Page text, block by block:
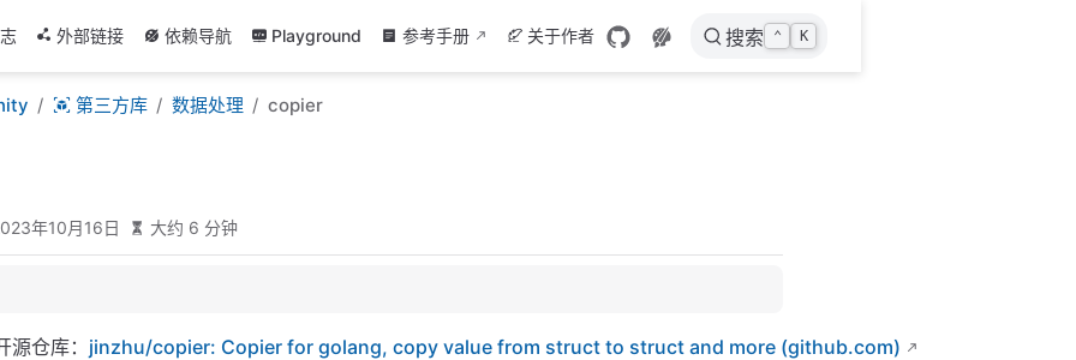
外部链接 依赖导航 Playground 参考手册 关于作者 搜索 ⌃ K
第三方库 数据处理 copier
年10月16日 大约 6 分钟
源仓库： jinzhu/copier: Copier for golang, copy value from struct to struct and more (github.com)